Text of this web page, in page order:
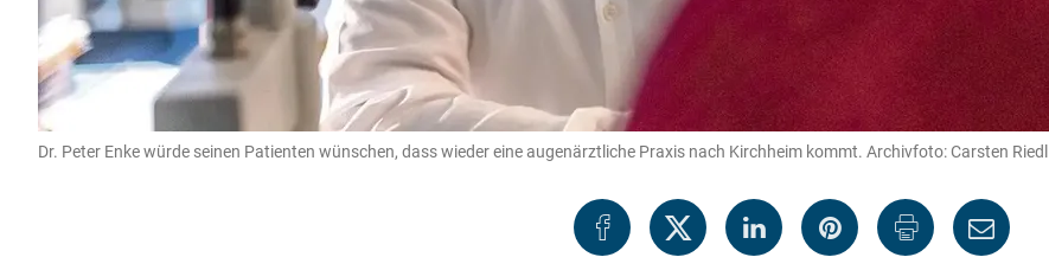
Dr. Peter Enke würde seinen Patienten wünschen, dass wieder eine augenärztliche Praxis nach Kirchheim kommt. Archivfoto: Carsten Riedl